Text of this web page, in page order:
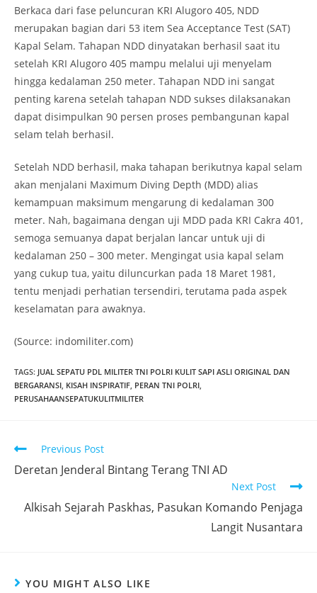
Berkaca dari fase peluncuran KRI Alugoro 405, NDD
merupakan bagian dari 53 item Sea Acceptance Test (SAT)
Kapal Selam. Tahapan NDD dinyatakan berhasil saat itu
setelah KRI Alugoro 405 mampu melalui uji menyelam
hingga kedalaman 250 meter. Tahapan NDD ini sangat
penting karena setelah tahapan NDD sukses dilaksanakan
dapat disimpulkan 90 persen proses pembangunan kapal
selam telah berhasil.
Setelah NDD berhasil, maka tahapan berikutnya kapal selam
akan menjalani Maximum Diving Depth (MDD) alias
kemampuan maksimum mengarung di kedalaman 300
meter. Nah, bagaimana dengan uji MDD pada KRI Cakra 401,
semoga semuanya dapat berjalan lancar untuk uji di
kedalaman 250 – 300 meter. Mengingat usia kapal selam
yang cukup tua, yaitu diluncurkan pada 18 Maret 1981,
tentu menjadi perhatian tersendiri, terutama pada aspek
keselamatan para awaknya.
(Source: indomiliter.com)
TAGS: JUAL SEPATU PDL MILITER TNI POLRI KULIT SAPI ASLI ORIGINAL DAN
BERGARANSI, KISAH INSPIRATIF, PERAN TNI POLRI,
PERUSAHAANSEPATUKULITMILITER
Read
articles
Previous Post
Deretan Jenderal Bintang Terang TNI AD
Next Post
Alkisah Sejarah Paskhas, Pasukan Komando Penjaga
Langit Nusantara
YOU MIGHT ALSO LIKE